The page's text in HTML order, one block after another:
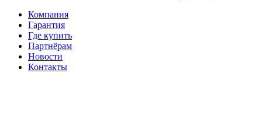
Компания
Гарантия
Где купить
Партнёрам
Новости
Контакты